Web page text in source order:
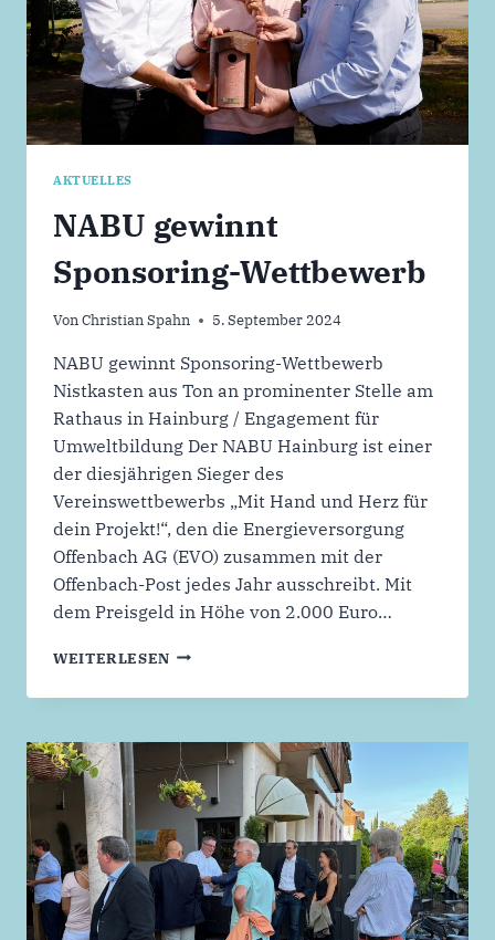
AKTUELLES
NABU gewinnt
Sponsoring-Wettbewerb
VonChristian Spahn 5. September 2024
NABU gewinnt Sponsoring-Wettbewerb
Nistkasten aus Ton an prominenter Stelle am
Rathaus in Hainburg / Engagement für
Umweltbildung Der NABU Hainburg ist einer
der diesjährigen Sieger des
Vereinswettbewerbs „Mit Hand und Herz für
dein Projekt!“, den die Energieversorgung
Offenbach AG (EVO) zusammen mit der
Offenbach-Post jedes Jahr ausschreibt. Mit
dem Preisgeld in Höhe von 2.000 Euro…
WEITERLESEN NABU
SPONSORING-